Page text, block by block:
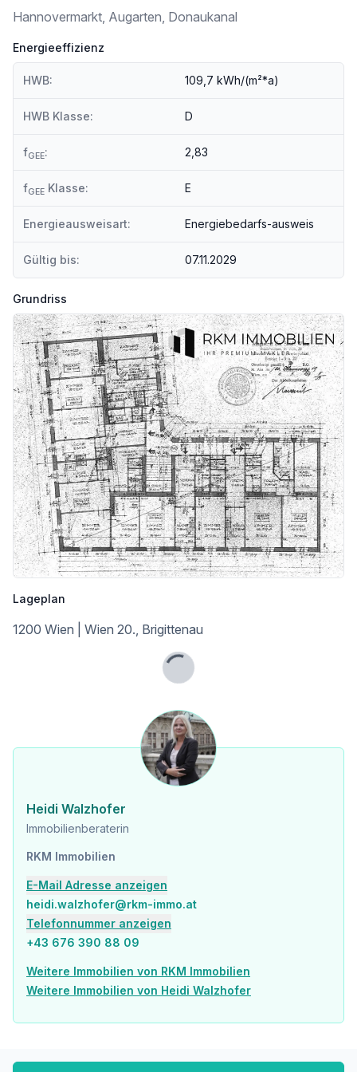
Schule <500m
Universität <1.000m
Höhere Schule <1.000m
Supermarkt <500m
Einkaufszentrum <1.500m
Geldautomat <500m
Post <500m
Verkehr
Bus <500m
U-Bahn <500m
Straßenbahn <500m
Bahnhof <500m
Autobahnanschluss <1.500m
Angaben Entfernung Luftlinie / Quelle: OpenStreetMap
Hannovermarkt, Augarten, Donaukanal
Energieeffizienz
HWB: 109,7 kWh/(m²*a)
HWB Klasse: D
fGEE: 2,83
fGEE Klasse: E
Energieausweisart: Energiebedarfs-ausweis
Gültig bis: 07.11.2029
Grundriss
Lageplan
1200 Wien | Wien 20., Brigittenau
Lade...
Heidi Walzhofer
Immobilienberaterin
RKM Immobilien
E-Mail Adresse anzeigen
heidi.walzhofer@rkm-immo.at
Telefonnummer anzeigen
+43 676 390 88 09
Weitere Immobilien von RKM Immobilien
Weitere Immobilien von Heidi Walzhofer